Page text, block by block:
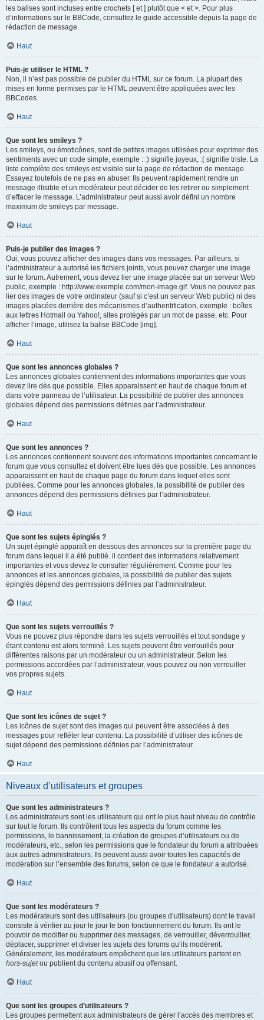
les balises sont incluses entre crochets [ et ] plutôt que < et >. Pour plus
d’informations sur le BBCode, consultez le guide accessible depuis la page de
rédaction de message.
Haut
Puis-je utiliser le HTML ?
Non, il n’est pas possible de publier du HTML sur ce forum. La plupart des
mises en forme permises par le HTML peuvent être appliquées avec les
BBCodes.
Haut
Que sont les smileys ?
Les smileys, ou émoticônes, sont de petites images utilisées pour exprimer des
sentiments avec un code simple, exemple : :) signifie joyeux, :( signifie triste. La
liste complète des smileys est visible sur la page de rédaction de message.
Essayez toutefois de ne pas en abuser. Ils peuvent rapidement rendre un
message illisible et un modérateur peut décider de les retirer ou simplement
d’effacer le message. L’administrateur peut aussi avoir défini un nombre
maximum de smileys par message.
Haut
Puis-je publier des images ?
Oui, vous pouvez afficher des images dans vos messages. Par ailleurs, si
l’administrateur a autorisé les fichiers joints, vous pouvez charger une image
sur le forum. Autrement, vous devez lier une image placée sur un serveur Web
public, exemple : http://www.exemple.com/mon-image.gif. Vous ne pouvez pas
lier des images de votre ordinateur (sauf si c’est un serveur Web public) ni des
images placées derrière des mécanismes d’authentification, exemple : boîtes
aux lettres Hotmail ou Yahoo!, sites protégés par un mot de passe, etc. Pour
afficher l’image, utilisez la balise BBCode [img].
Haut
Que sont les annonces globales ?
Les annonces globales contiennent des informations importantes que vous
devez lire dès que possible. Elles apparaissent en haut de chaque forum et
dans votre panneau de l’utilisateur. La possibilité de publier des annonces
globales dépend des permissions définies par l’administrateur.
Haut
Que sont les annonces ?
Les annonces contiennent souvent des informations importantes concernant le
forum que vous consultez et doivent être lues dès que possible. Les annonces
apparaissent en haut de chaque page du forum dans lequel elles sont
publiées. Comme pour les annonces globales, la possibilité de publier des
annonces dépend des permissions définies par l’administrateur.
Haut
Que sont les sujets épinglés ?
Un sujet épinglé apparaît en dessous des annonces sur la première page du
forum dans lequel il a été publié. il contient des informations relativement
importantes et vous devez le consulter régulièrement. Comme pour les
annonces et les annonces globales, la possibilité de publier des sujets
épinglés dépend des permissions définies par l’administrateur.
Haut
Que sont les sujets verrouillés ?
Vous ne pouvez plus répondre dans les sujets verrouillés et tout sondage y
étant contenu est alors terminé. Les sujets peuvent être verrouillés pour
différentes raisons par un modérateur ou un administrateur. Selon les
permissions accordées par l’administrateur, vous pouvez ou non verrouiller
vos propres sujets.
Haut
Que sont les icônes de sujet ?
Les icônes de sujet sont des images qui peuvent être associées à des
messages pour refléter leur contenu. La possibilité d’utiliser des icônes de
sujet dépend des permissions définies par l’administrateur.
Haut
Niveaux d’utilisateurs et groupes
Que sont les administrateurs ?
Les administrateurs sont les utilisateurs qui ont le plus haut niveau de contrôle
sur tout le forum. Ils contrôlent tous les aspects du forum comme les
permissions, le bannissement, la création de groupes d’utilisateurs ou de
modérateurs, etc., selon les permissions que le fondateur du forum a attribuées
aux autres administrateurs. Ils peuvent aussi avoir toutes les capacités de
modération sur l’ensemble des forums, selon ce que le fondateur a autorisé.
Haut
Que sont les modérateurs ?
Les modérateurs sont des utilisateurs (ou groupes d’utilisateurs) dont le travail
consiste à vérifier au jour le jour le bon fonctionnement du forum. Ils ont le
pouvoir de modifier ou supprimer des messages, de verrouiller, déverrouiller,
déplacer, supprimer et diviser les sujets des forums qu’ils modèrent.
Généralement, les modérateurs empêchent que les utilisateurs partent en
hors-sujetou publient du contenu abusif ou offensant.
Haut
Que sont les groupes d’utilisateurs ?
Les groupes permettent aux administrateurs de gérer l’accès des membres et